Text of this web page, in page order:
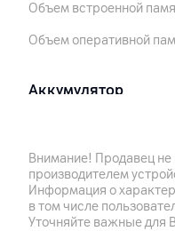
Объем встроенной
Объем оперативной
Аккумулятор
Емкость аккумулятора
Поддержка технологии
Поддержка технологии
Внимание! Продавец
производителем
Информация о
в том числе
Уточняйте важные для